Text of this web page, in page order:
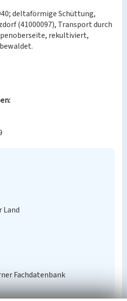
deltaförmige Schüttung,
(41000097), Transport durch
rekultiviert,
Land
Fachdatenbank